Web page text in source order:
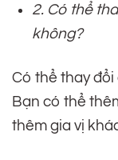
2. Có thể
không?
Có thể thay đổi
Bạn có thể
thêm gia vị